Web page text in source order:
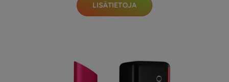
LISÄTIETOJA